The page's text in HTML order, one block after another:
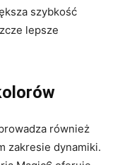
szybkość
lepsze
również
zakresie dynamiki.